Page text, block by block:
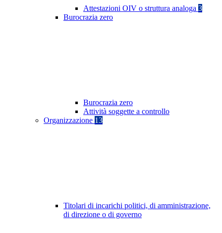
Attestazioni OIV o struttura analoga 3
Burocrazia zero
Burocrazia zero
Attività soggette a controllo
Organizzazione 13
Titolari di incarichi politici, di amministrazione,
di direzione o di governo